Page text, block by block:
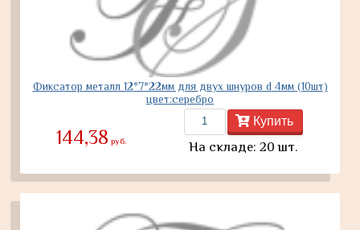
Фиксатор металл 12*7*22мм для двух шнуров d 4мм (10шт)
цвет:серебро
144,38 руб.
Купить
На складе: 20 шт.